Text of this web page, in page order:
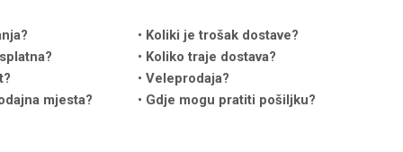
Koliki je trošak dostave?
Koliko traje dostava?
Veleprodaja?
mjesta?
Gdje mogu pratiti pošiljku?